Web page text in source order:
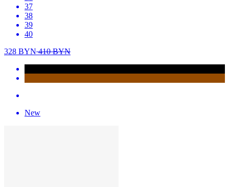
37
38
39
40
328 BYN410BYN
New